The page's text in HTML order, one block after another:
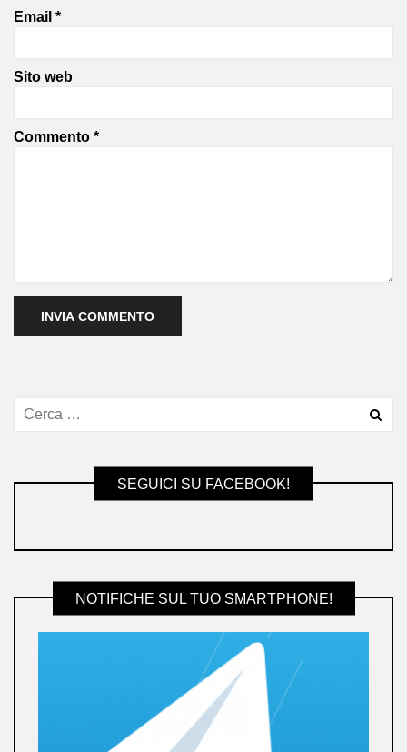
Email *
Sito web
Commento *
SEGUICI SU FACEBOOK!
NOTIFICHE SUL TUO SMARTPHONE!